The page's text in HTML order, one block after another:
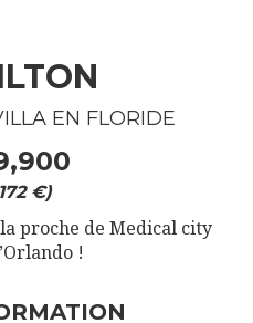
EN FLORIDE
€)
proche de Medical city
!